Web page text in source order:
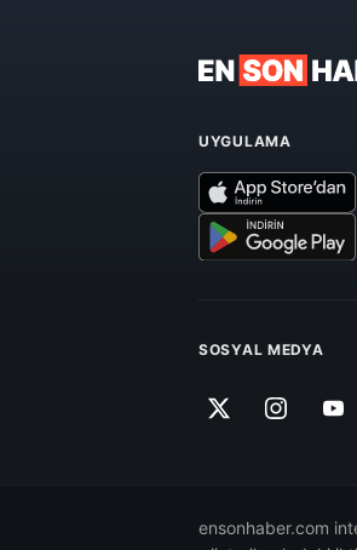
UYGULAMA
SOSYAL MEDYA
ensonhaber.com